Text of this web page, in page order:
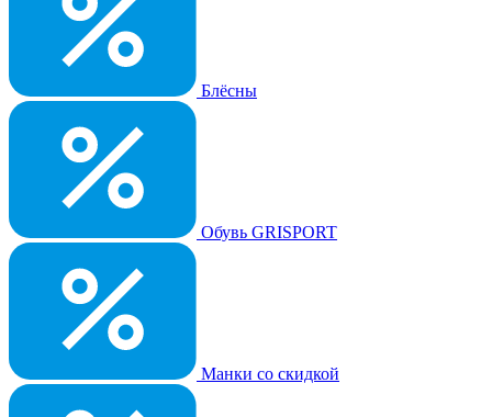
Блёсны
Обувь GRISPORT
Манки со скидкой